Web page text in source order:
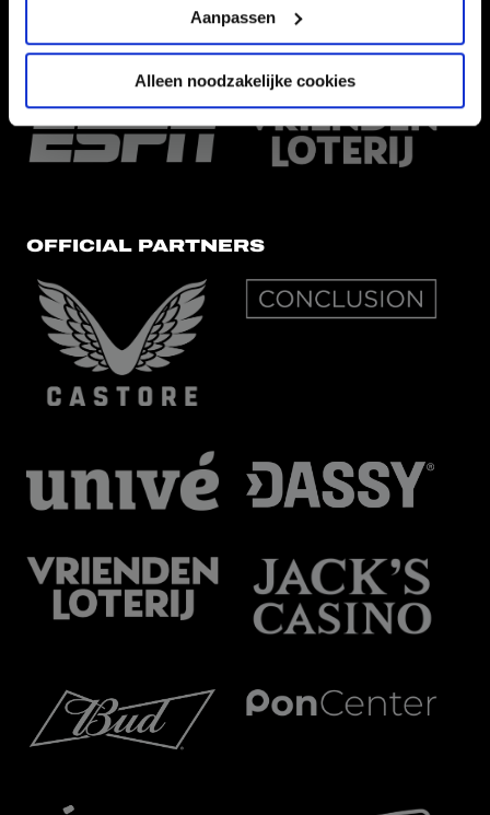
Aanpassen
Alleen noodzakelijke cookies
EREDIVISIEPARTNERS
OFFICIAL PARTNERS